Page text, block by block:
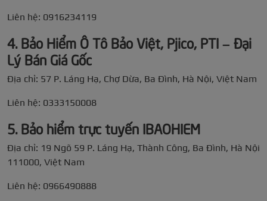
Liên hệ: 0916234119
4. Bảo Hiểm Ô Tô Bảo Việt, Pjico, PTI – Đại
Lý Bán Giá Gốc
Địa chỉ: 57 P. Láng Hạ, Chợ Dừa, Ba Đình, Hà Nội, Việt Nam
Liên hệ: 0333150008
5. Bảo hiểm trực tuyến IBAOHIEM
Địa chỉ: 19 Ngõ 59 P. Láng Hạ, Thành Công, Ba Đình, Hà Nội
111000, Việt Nam
Liên hệ: 0966490888